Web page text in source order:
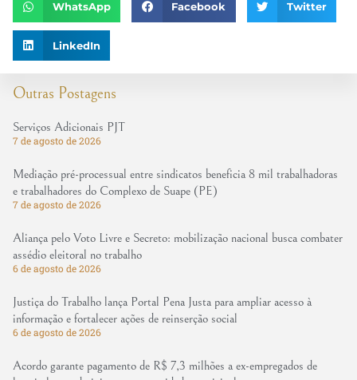
Outras Postagens
Serviços Adicionais PJT
7 de agosto de 2026
Mediação pré-processual entre sindicatos beneficia 8 mil trabalhadoras
e trabalhadores do Complexo de Suape (PE)
7 de agosto de 2026
Aliança pelo Voto Livre e Secreto: mobilização nacional busca combater
assédio eleitoral no trabalho
6 de agosto de 2026
Justiça do Trabalho lança Portal Pena Justa para ampliar acesso à
informação e fortalecer ações de reinserção social
6 de agosto de 2026
Acordo garante pagamento de R$ 7,3 milhões a ex-empregados de
WhatsApp Facebook Twitter
LinkedIn